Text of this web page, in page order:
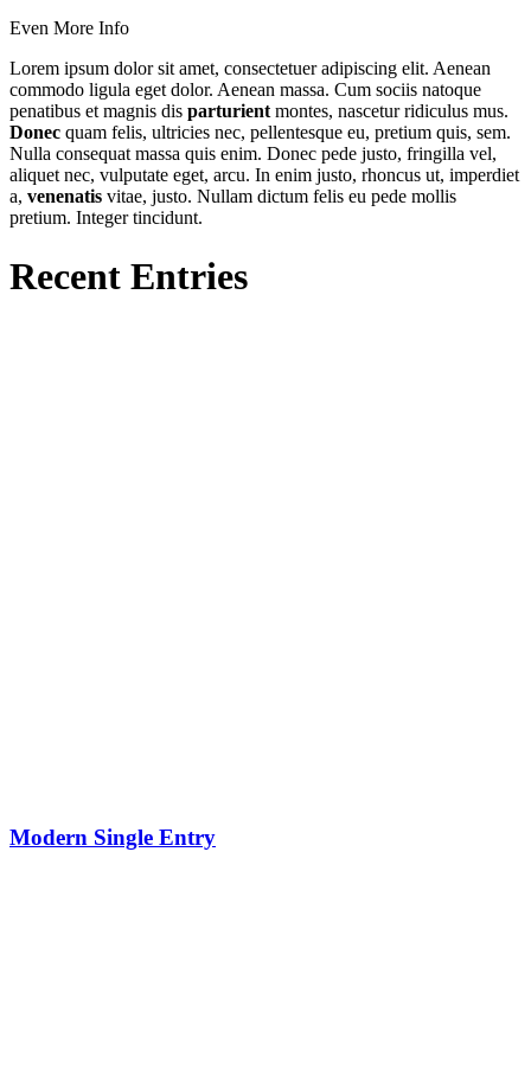
Even More Info
Lorem ipsum dolor sit amet, consectetuer adipiscing elit. Aenean
commodo ligula eget dolor. Aenean massa. Cum sociis natoque
penatibus et magnis dis parturient montes, nascetur ridiculus mus.
Donec quam felis, ultricies nec, pellentesque eu, pretium quis, sem.
Nulla consequat massa quis enim. Donec pede justo, fringilla vel,
aliquet nec, vulputate eget, arcu. In enim justo, rhoncus ut, imperdiet
a, venenatis vitae, justo. Nullam dictum felis eu pede mollis
pretium. Integer tincidunt.
Recent Entries
Modern Single Entry